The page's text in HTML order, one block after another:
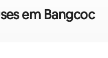
em Bangcoc